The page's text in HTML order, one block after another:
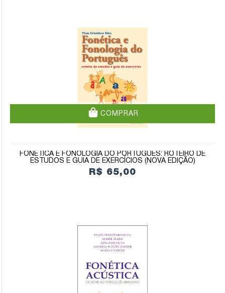
COMPRAR
FONÉTICA E FONOLOGIA DO PORTUGUÊS: ROTEIRO DE
ESTUDOS E GUIA DE EXERCÍCIOS (NOVA EDIÇÃO)
R$ 65,00